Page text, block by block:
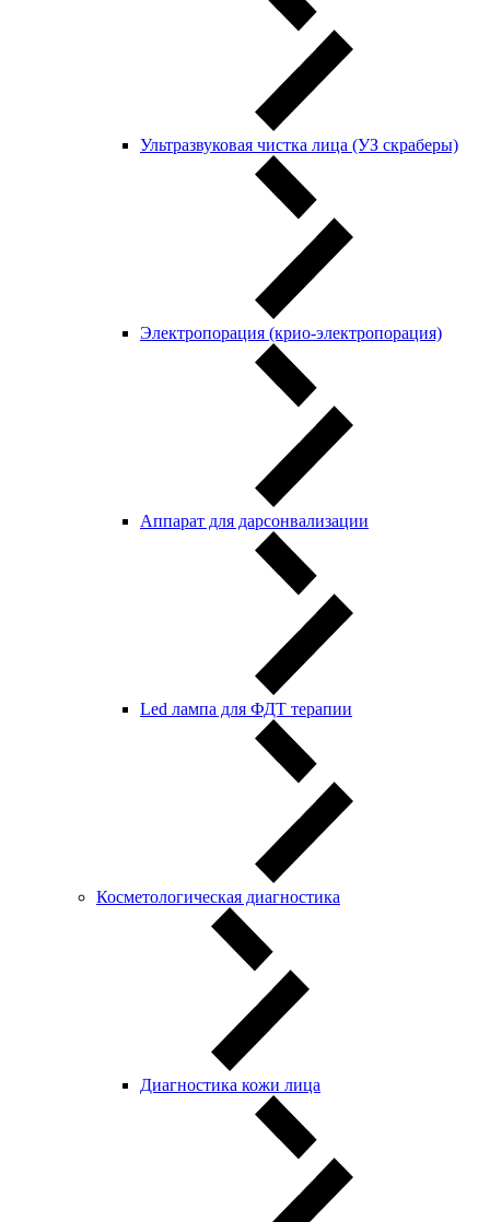
Ультразвуковая чистка лица (УЗ скраберы)
Электропорация (крио-электропорация)
Аппарат для дарсонвализации
Led лампа для ФДТ терапии
Косметологическая диагностика
Диагностика кожи лица